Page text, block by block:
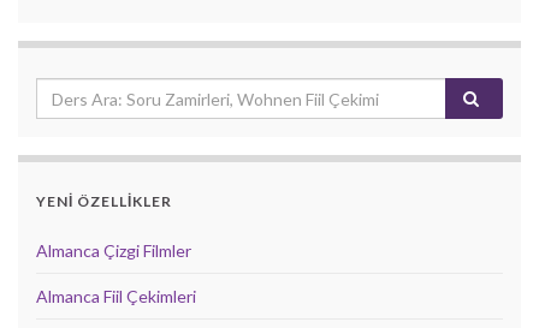
YENİ ÖZELLİKLER
Almanca Çizgi Filmler
Almanca Fiil Çekimleri